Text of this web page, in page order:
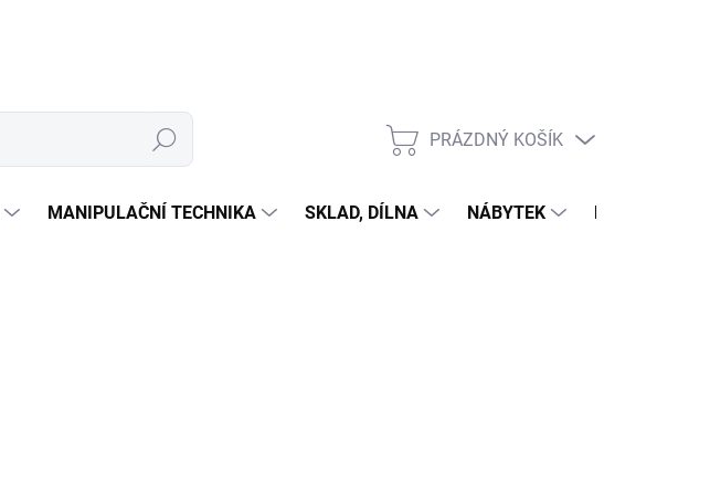
Hledat
NÁKUPNÍ
PRÁZDNÝ KOŠÍK
MANIPULAČNÍ TECHNIKA SKLAD, DÍLNA NÁBYTEK DŮM A